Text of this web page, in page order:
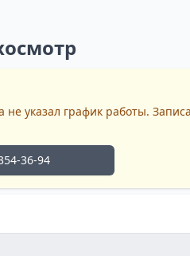
не указал график работы.
36-94